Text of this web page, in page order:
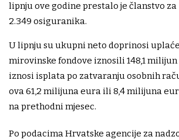
lipnju ove godine prestalo je članstvo za
2.349 osiguranika.
U lipnju su ukupni neto doprinosi
mirovinske fondove iznosili 148,1
iznosi isplata po zatvaranju osobnih
ova 61,2 milijuna eura ili 8,4 milijuna
na prethodni mjesec.
Po podacima Hrvatske agencije za